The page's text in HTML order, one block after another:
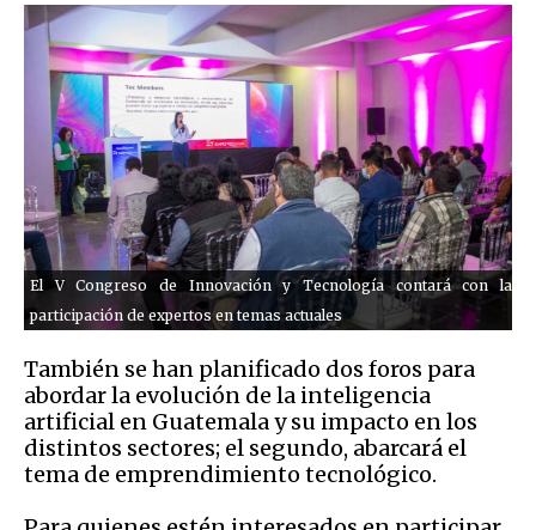
El V Congreso de Innovación y Tecnología contará con la
participación de expertos en temas actuales
También se han planificado dos foros para
abordar la evolución de la inteligencia
artificial en Guatemala y su impacto en los
distintos sectores; el segundo, abarcará el
tema de emprendimiento tecnológico.